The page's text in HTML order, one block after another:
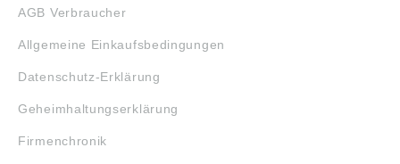
AGB Verbraucher
Allgemeine Einkaufsbedingungen
Datenschutz-Erklärung
Geheimhaltungserklärung
Firmenchronik